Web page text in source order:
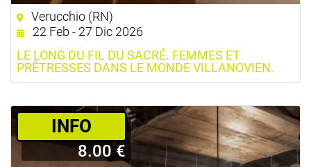
Verucchio (RN)
22 Feb - 27 Dic 2026
LE LONG DU FIL DU SACRÉ. FEMMES ET
PRÊTRESSES DANS LE MONDE VILLANOVIEN.
­INFO
8.00 €